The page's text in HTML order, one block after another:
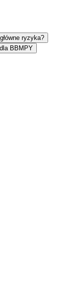
ryzyka?
BBMPY